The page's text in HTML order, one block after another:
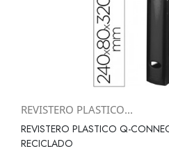
REVISTERO PLASTICO...
REVISTERO PLASTICO Q-
RECICLADO